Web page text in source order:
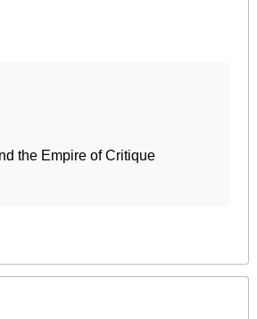
the Empire of Critique